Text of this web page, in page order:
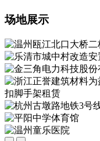
场地展示